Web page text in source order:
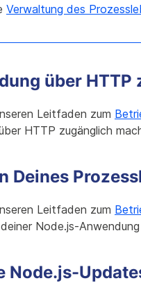
Verwaltung des
über
Leitfaden zum
HTTP zugänglich
Deines
Leitfaden zum
Node.js-
Node.js-